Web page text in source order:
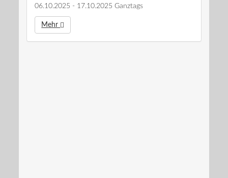
06.10.2025 - 17.10.2025 Ganztags
Mehr